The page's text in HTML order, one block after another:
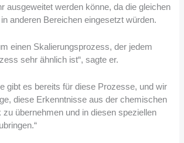
ausgeweitet werden könne, da die gleichen
anderen Bereichen eingesetzt würden.
einen Skalierungsprozess, der jedem
sehr ähnlich ist“, sagte er.
gibt es bereits für diese Prozesse, und wir
diese Erkenntnisse aus der chemischen
zu übernehmen und in diesen speziellen